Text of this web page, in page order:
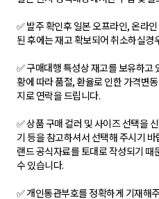
✅ 발주 확인후 일본 오프라인, 온라
된 후에는 재고 확보되어 취소하실
✅ 구매대행 특성상 재고를 보유하고
황에 따라 품절, 환율로 인한 가격변
지로 연락을 드립니다.
✅ 상품 구매 컬러 및 사이즈 선택을
기 등을 참고하셔서 선택해 주시기
랜드 공식자료를 토대로 작성되기
수 있습니다.
✅ 개인통관부호를 정확하게 기재